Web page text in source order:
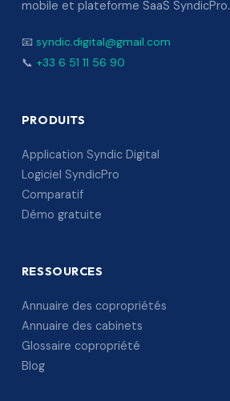
mobile et plateforme SaaS SyndicPro.
📧 syndic.digital@gmail.com
📞 +33 6 51 11 56 90
PRODUITS
Application Syndic Digital
Logiciel SyndicPro
Comparatif
Démo gratuite
RESSOURCES
Annuaire des copropriétés
Annuaire des cabinets
Glossaire copropriété
Blog